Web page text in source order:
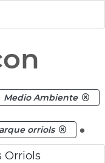
Medio Ambiente
orriols .
Orriols